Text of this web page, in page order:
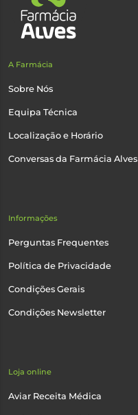
A Farmácia
Sobre Nós
Equipa Técnica
Localização e Horário
Conversas da Farmácia Alves
Informações
Perguntas Frequentes
Política de Privacidade
Condições Gerais
Condições Newsletter
Loja online
Aviar Receita Médica